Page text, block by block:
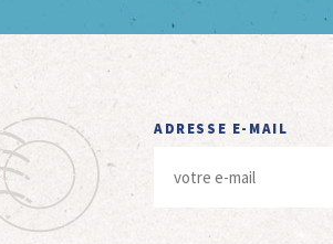
ADRESSE E-MAIL